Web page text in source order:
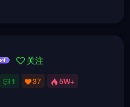
关注
1 37 5W+